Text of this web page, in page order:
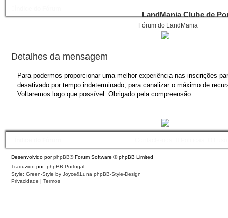
LandMania Clube de
Fórum do LandMania
Detalhes da mensagem
Para podermos proporcionar uma melhor experiência nas inscrições
desativado por tempo indeterminado, para canalizar o máximo de
Voltaremos logo que possível. Obrigado pela compreensão.
Desenvolvido porphpBB® Forum Software © phpBB Limited
Traduzido por: phpBB Portugal
Style: Green-Style by Joyce&Luna phpBB-Style-Design
Privacidade | Termos